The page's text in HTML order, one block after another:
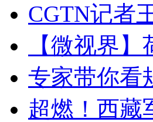
CGTN记者
【微视界
专家带你看
超燃！西藏